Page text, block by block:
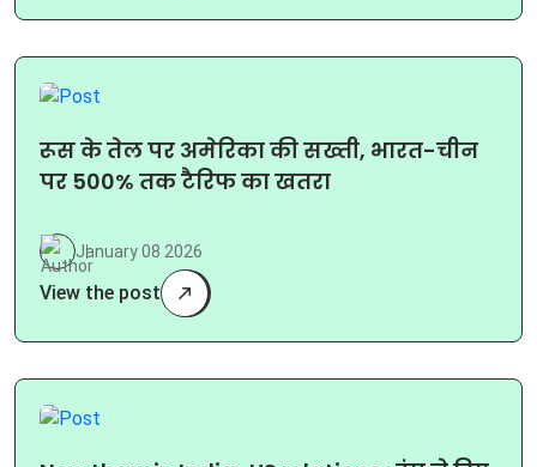
रूस के तेल पर अमेरिका की सख्ती, भारत-चीन
पर 500% तक टैरिफ का खतरा
January 08 2026
View the post